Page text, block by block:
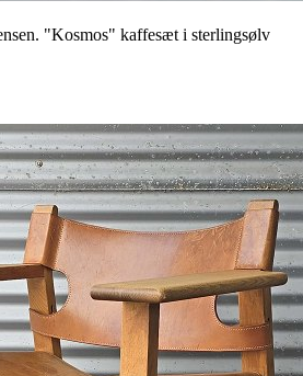
"Kosmos" kaffesæt i sterlingsølv